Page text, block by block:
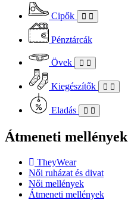
Cipők
Pénztárcák
Övek
Kiegészítők
Eladás
Átmeneti mellények
TheyWear
Női ruházat és divat
Női mellények
Átmeneti mellények